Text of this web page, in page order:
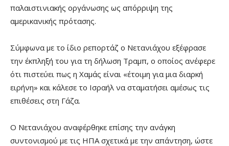
παλαιστινιακής οργάνωσης ως απόρριψη της
αμερικανικής πρότασης.
Σύμφωνα με το ίδιο ρεπορτάζ ο Νετανιάχου εξέφρασε
την έκπληξή του για τη δήλωση Τραμπ, ο οποίος ανέφερε
ότι πιστεύει πως η Χαμάς είναι «έτοιμη για μια διαρκή
ειρήνη» και κάλεσε το Ισραήλ να σταματήσει αμέσως τις
επιθέσεις στη Γάζα.
Ο Νετανιάχου αναφέρθηκε επίσης την ανάγκη
συντονισμού με τις ΗΠΑ σχετικά με την απάντηση, ώστε